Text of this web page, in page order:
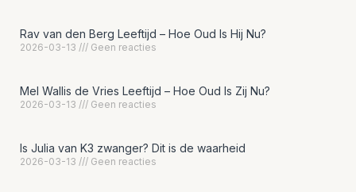
Rav van den Berg Leeftijd – Hoe Oud Is Hij Nu?
2026-03-13 Geen reacties
Mel Wallis de Vries Leeftijd – Hoe Oud Is Zij Nu?
2026-03-13 Geen reacties
Is Julia van K3 zwanger? Dit is de waarheid
2026-03-13 Geen reacties